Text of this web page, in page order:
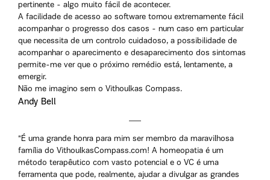
pertinente - algo muito fácil de acontecer.
A facilidade de acesso ao software tornou extremamente fácil
acompanhar o progresso dos casos - num caso em particular
que necessita de um controlo cuidadoso, a possibilidade de
acompanhar o aparecimento e desaparecimento dos sintomas
permite-me ver que o próximo remédio está, lentamente, a
emergir.
Não me imagino sem o Vithoulkas Compass.
Andy Bell
"É uma grande honra para mim ser membro da maravilhosa
família do VithoulkasCompass.com! A homeopatia é um
método terapêutico com vasto potencial e o VC é uma
ferramenta que pode, realmente, ajudar a divulgar as grandes